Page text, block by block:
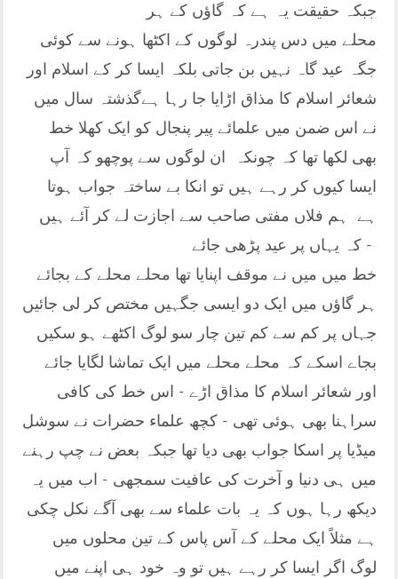
محلے میں دس پندرہ لوگوں کے اکٹھا ہونے سے کوئی
جگہ عید گاہ نہیں بن جاتی بلکہ ایسا کر کے اسلام اور
شعائر اسلام کا مذاق اڑایا جا رہا ہےگذشتہ سال میں
نے اس ضمن میں علمائے پیر پنجال کو ایک کھلا خط
بھی لکھا تھا کہ چونکہ ان لوگوں سے پوچھو کہ آپ
ایسا کیوں کر رہے ہیں تو انکا بے ساختہ جواب ہوتا
ہے ہم فلاں مفتی صاحب سے اجازت لے کر آئے ہیں
کہ یہاں پر عید پڑھی جائے -
خط میں میں نے موقف اپنایا تھا محلے محلے کے بجائے
ہر گاؤں میں ایک دو ایسی جگہیں مختص کر لی جائیں
جہاں پر کم سے کم تین چار سو لوگ اکٹھے ہو سکیں
بجاے اسکے کہ محلے محلے میں ایک تماشا لگایا جائے
اور شعائر اسلام کا مذاق اڑے - اس خط کی کافی
سراہنا بھی ہوئی تھی - کچھ علماء حضرات نے سوشل
میڈیا پر اسکا جواب بھی دیا تھا جبکہ بعض نے چپ رہنے
میں ہی دنیا و آخرت کی عافیت سمجھی - اب میں یہ
دیکھ رہا ہوں کہ یہ بات علماء سے بھی آگے نکل چکی
ہے مثلاً ایک محلے کے آس پاس کے تین محلوں میں
لوگ اگر ایسا کر رہے ہیں تو وہ خود ہی اپنے میں